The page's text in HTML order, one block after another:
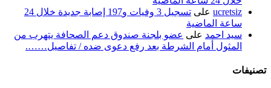
ucretsiz على
تسجيل 3 وفيات و197 إصابة جديدة خلال 24
ساعة الماضية
سيد احمد على عضو بلجنة صندوق دعم الصحافة يتهرب من
المثول أمام الشرطة بعد رفع دعوى ضده / تفاصيل…….
تصنيفات